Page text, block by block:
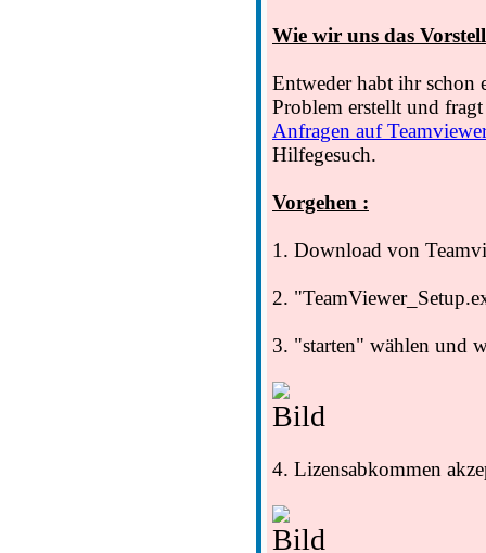
Wie wir uns das
Entweder habt ihr schon
Problem erstellt und
Anfragen auf
Hilfegesuch.
Vorgehen :
1. Download von
2.
3. "starten" wählen und
4. Lizensabkommen